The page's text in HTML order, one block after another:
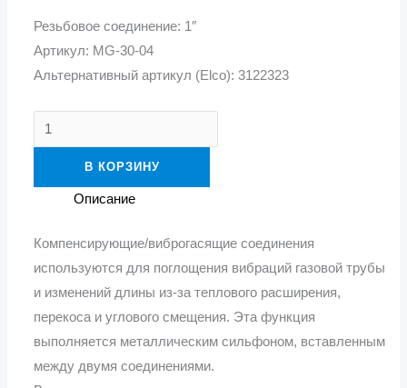
Резьбовое соединение: 1″
Артикул: MG-30-04
Альтернативный артикул (Elco): 3122323
В КОРЗИНУ
Описание
Компенсирующие/виброгасящие соединения
используются для поглощения вибраций газовой трубы
и изменений длины из-за теплового расширения,
перекоса и углового смещения. Эта функция
выполняется металлическим сильфоном, вставленным
между двумя соединениями.